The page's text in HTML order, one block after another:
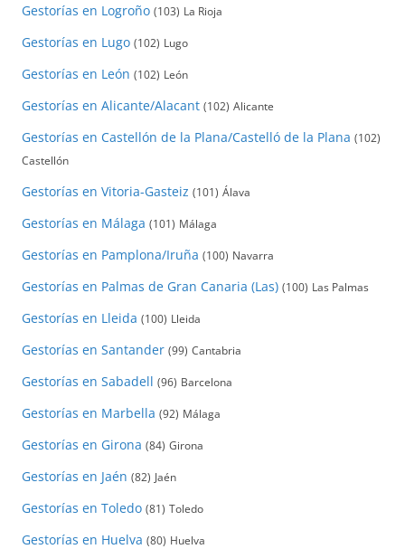
Gestorías en Logroño (103) La Rioja
Gestorías en Lugo (102) Lugo
Gestorías en León (102) León
Gestorías en Alicante/Alacant (102) Alicante
Gestorías en Castellón de la Plana/Castelló de la Plana (102)
Castellón
Gestorías en Vitoria-Gasteiz (101) Álava
Gestorías en Málaga (101) Málaga
Gestorías en Pamplona/Iruña (100) Navarra
Gestorías en Palmas de Gran Canaria (Las) (100) Las Palmas
Gestorías en Lleida (100) Lleida
Gestorías en Santander (99) Cantabria
Gestorías en Sabadell (96) Barcelona
Gestorías en Marbella (92) Málaga
Gestorías en Girona (84) Girona
Gestorías en Jaén (82) Jaén
Gestorías en Toledo (81) Toledo
Gestorías en Huelva (80) Huelva